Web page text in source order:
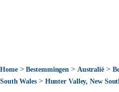
Home>Bestemmingen > Australië>
South Wales> Hunter Valley, New